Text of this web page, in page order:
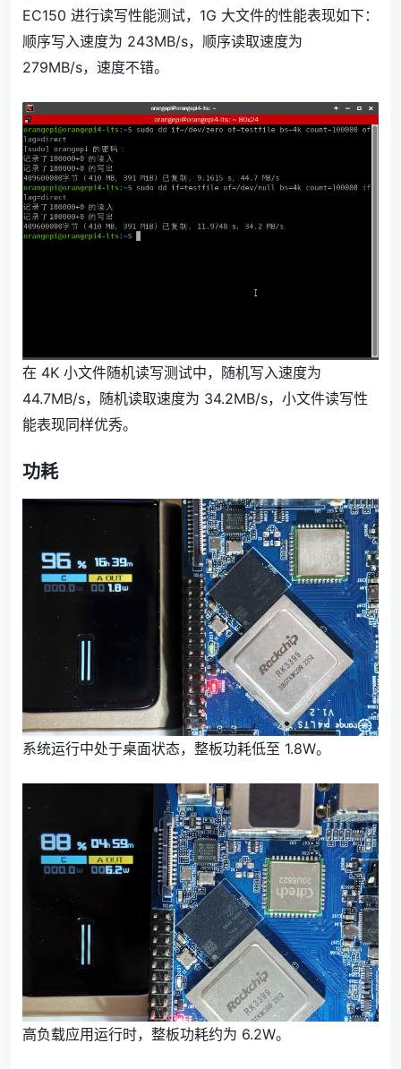
EC150 进行读写性能测试，1G 大文件的性能表现如下：
顺序写入速度为 243MB/s，顺序读取速度为
279MB/s，速度不错。
在 4K 小文件随机读写测试中，随机写入速度为
44.7MB/s，随机读取速度为 34.2MB/s，小文件读写性
能表现同样优秀。
功耗
系统运行中处于桌面状态，整板功耗低至 1.8W。
高负载应用运行时，整板功耗约为 6.2W。